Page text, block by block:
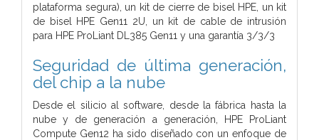
plataforma segura), un kit de cierre de bisel HPE, un kit
de bisel HPE Gen11 2U, un kit de cable de intrusión
para HPE ProLiant DL385 Gen11 y una garantía 3/3/3
Seguridad de última generación,
del chip a la nube
Desde el silicio al software, desde la fábrica hasta la
nube y de generación a generación, HPE ProLiant
Compute Gen12 ha sido diseñado con un enfoque de